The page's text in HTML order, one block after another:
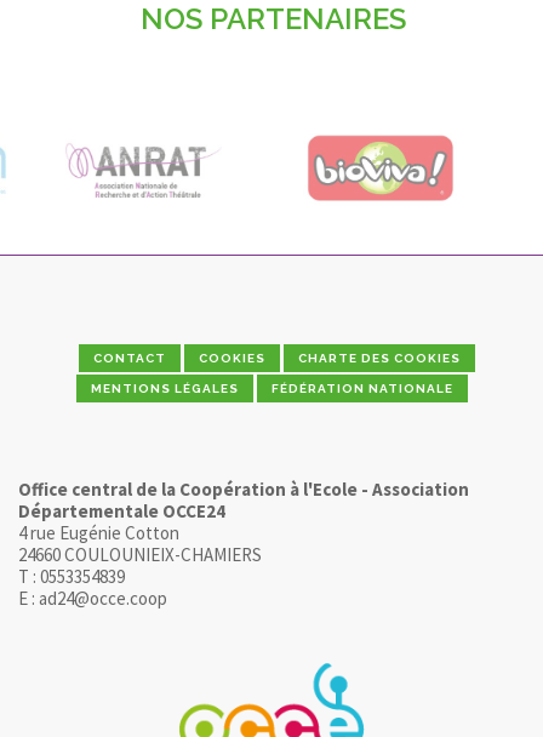
NOS PARTENAIRES
CONTACT COOKIES CHARTE DES COOKIES
MENTIONS LÉGALES FÉDÉRATION NATIONALE
Office central de la Coopération à l'Ecole - Association
Départementale OCCE24
4 rue Eugénie Cotton
24660 COULOUNIEIX-CHAMIERS
T : 0553354839
E : ad24@occe.coop